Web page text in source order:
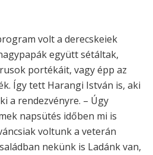
volt a derecskeiek
együtt sétáltak,
portékáit, vagy épp az
Így tett Harangi István is, aki
a rendezvényre. – Úgy
napsütés időben mi is
voltunk a veterán
nekünk is Ladánk van,